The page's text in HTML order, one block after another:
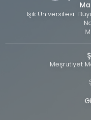
Işık Üniversitesi
Meşrutiyet